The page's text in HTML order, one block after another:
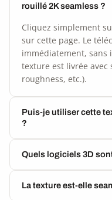
rouillé 2K seamless ?
Cliquez simplement
sur cette page. Le
immédiatement, sans
texture est livrée avec
roughness, etc.).
Puis-je utiliser cette
?
Quels logiciels 3D
La texture est-elle